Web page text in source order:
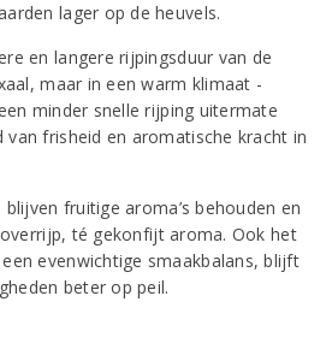
lager op de heuvels.
en langere rijpingsduur van de
maar in een warm klimaat -
minder snelle rijping uitermate
frisheid en aromatische kracht in
fruitige aroma’s behouden en
té gekonfijt aroma. Ook het
evenwichtige smaakbalans, blijft
beter op peil.